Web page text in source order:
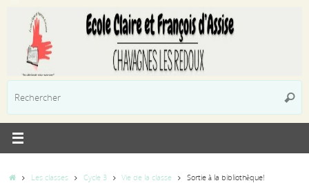
contenu
:
AccueilLes classes Cycle 3 Vie de la classe Sortie à la bibliothèque!